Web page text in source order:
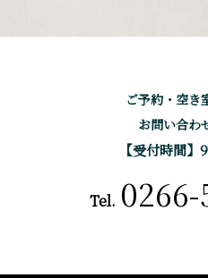
ご予約・空き
お問い合わ
【受付時間
Tel.